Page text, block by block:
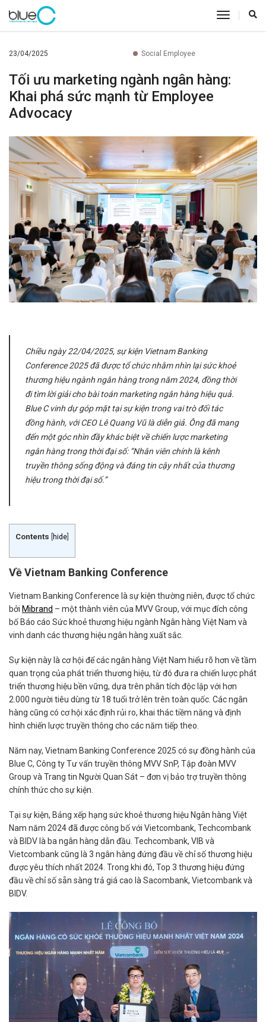
toggle
23/04/2025 Social Employee
Tối ưu marketing ngành ngân hàng:
Khai phá sức mạnh từ Employee
Advocacy
Chiều ngày 22/04/2025, sự kiện Vietnam Banking
Conference 2025 đã được tổ chức nhằm nhìn lại sức khoẻ
thương hiệu ngành ngân hàng trong năm 2024, đồng thời
đi tìm lời giải cho bài toán marketing ngân hàng hiệu quả.
Blue C vinh dự góp mặt tại sự kiện trong vai trò đối tác
đồng hành, với CEO Lê Quang Vũ là diễn giả. Ông đã mang
đến một góc nhìn đầy khác biệt về chiến lược marketing
ngân hàng trong thời đại số: “Nhân viên chính là kênh
truyền thông sống động và đáng tin cậy nhất của thương
hiệu trong thời đại số.”
Contents hide
Về Vietnam Banking Conference
Vietnam Banking Conference là sự kiện thường niên, được tổ chức
bởi Mibrand – một thành viên của MVV Group, với mục đích công
bố Báo cáo Sức khoẻ thương hiệu ngành Ngân hàng Việt Nam và
vinh danh các thương hiệu ngân hàng xuất sắc.
Sự kiện này là cơ hội để các ngân hàng Việt Nam hiểu rõ hơn về tầm
quan trọng của phát triển thương hiệu, từ đó đưa ra chiến lược phát
triển thương hiệu bền vững, dựa trên phân tích độc lập với hơn
2.000 người tiêu dùng từ 18 tuổi trở lên trên toàn quốc. Các ngân
hàng cũng có cơ hội xác định rủi ro, khai thác tiềm năng và định
hình chiến lược truyền thông cho các năm tiếp theo.
Năm nay, Vietnam Banking Conference 2025 có sự đồng hành của
Blue C, Công ty Tư vấn truyền thông MVV SnP, Tập đoàn MVV
Group và Trang tin Người Quan Sát – đơn vị bảo trợ truyền thông
chính thức cho sự kiện.
Tại sự kiện, Bảng xếp hạng sức khoẻ thương hiệu Ngân hàng Việt
Nam năm 2024 đã được công bố với Vietcombank, Techcombank
và BIDV là ba ngân hàng dẫn đầu. Techcombank, VIB và
Vietcombank cũng là 3 ngân hàng đứng đầu về chỉ số thương hiệu
được yêu thích nhất 2024. Trong khi đó, Top 3 thương hiệu đứng
đầu về chỉ số sẵn sàng trả giá cao là Sacombank, Vietcombank và
BIDV.